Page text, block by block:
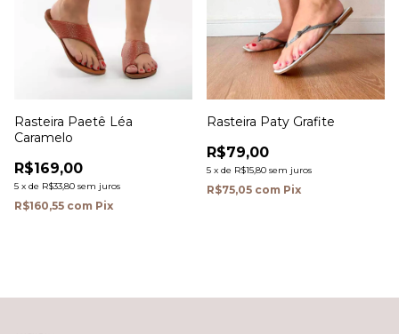
Rasteira Paetê Léa
Caramelo
R$169,00
5 x de R$33,80 sem juros
R$160,55 com Pix
Rasteira Paty Grafite
R$79,00
5 x de R$15,80 sem juros
R$75,05 com Pix